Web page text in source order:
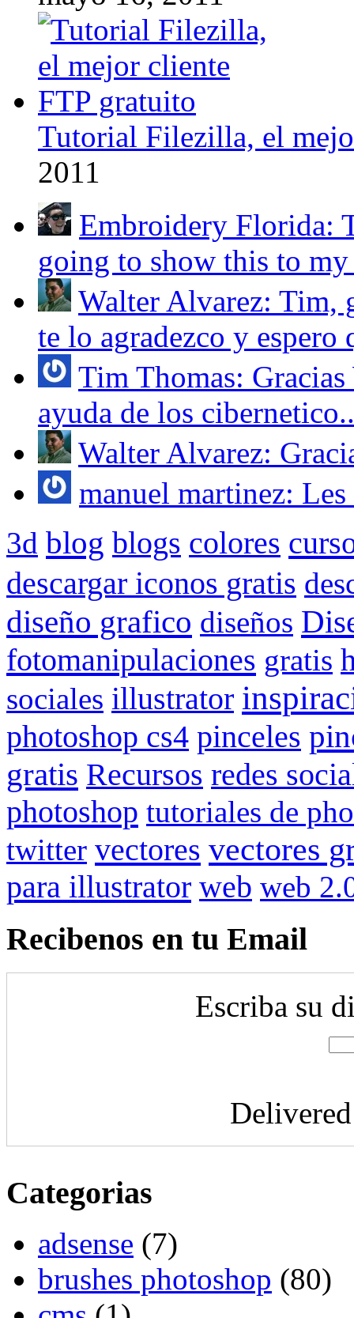
Tutorial Filezilla, el
2011
Embroidery Florida:
going to show this to
Walter Alvarez: Tim,
te lo agradezco y espero
Tim Thomas:
ayuda de los
Walter Alvarez:
manuel martinez:
3d blog blogs colores
descargar iconos gratis
diseño grafico diseños
fotomanipulaciones gratis
sociales illustrator
photoshop cs4 pinceles
gratis Recursos redes
photoshop tutoriales de
twitter vectores vectores
para illustrator web web
Recibenos en tu Email
Escriba su
Categorias
adsense (7)
brushes photoshop (80)